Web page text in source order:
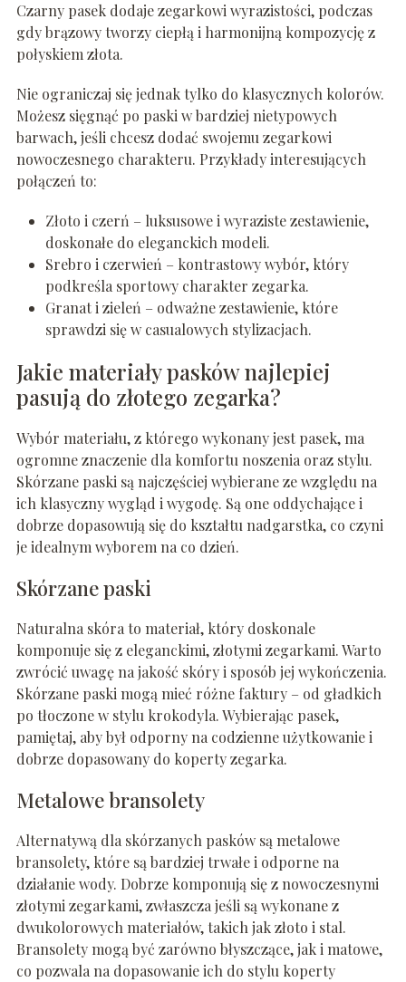
Czarny pasek dodaje zegarkowi wyrazistości, podczas
gdy brązowy tworzy ciepłą i harmonijną kompozycję z
połyskiem złota.
Nie ograniczaj się jednak tylko do klasycznych kolorów.
Możesz sięgnąć po paski w bardziej nietypowych
barwach, jeśli chcesz dodać swojemu zegarkowi
nowoczesnego charakteru. Przykłady interesujących
połączeń to:
Złoto i czerń – luksusowe i wyraziste zestawienie,
doskonałe do eleganckich modeli.
Srebro i czerwień – kontrastowy wybór, który
podkreśla sportowy charakter zegarka.
Granat i zieleń – odważne zestawienie, które
sprawdzi się w casualowych stylizacjach.
Jakie materiały pasków najlepiej
pasują do złotego zegarka?
Wybór materiału, z którego wykonany jest pasek, ma
ogromne znaczenie dla komfortu noszenia oraz stylu.
Skórzane paski są najczęściej wybierane ze względu na
ich klasyczny wygląd i wygodę. Są one oddychające i
dobrze dopasowują się do kształtu nadgarstka, co czyni
je idealnym wyborem na co dzień.
Skórzane paski
Naturalna skóra to materiał, który doskonale
komponuje się z eleganckimi, złotymi zegarkami. Warto
zwrócić uwagę na jakość skóry i sposób jej wykończenia.
Skórzane paski mogą mieć różne faktury – od gładkich
po tłoczone w stylu krokodyla. Wybierając pasek,
pamiętaj, aby był odporny na codzienne użytkowanie i
dobrze dopasowany do koperty zegarka.
Metalowe bransolety
Alternatywą dla skórzanych pasków są metalowe
bransolety, które są bardziej trwałe i odporne na
działanie wody. Dobrze komponują się z nowoczesnymi
złotymi zegarkami, zwłaszcza jeśli są wykonane z
dwukolorowych materiałów, takich jak złoto i stal.
Bransolety mogą być zarówno błyszczące, jak i matowe,
co pozwala na dopasowanie ich do stylu koperty